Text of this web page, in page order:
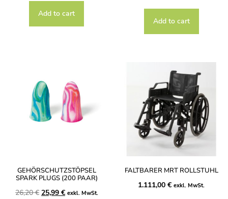
Add to cart
Add to cart
GEHÖRSCHUTZSTÖPSEL
SPARK PLUGS (200 PAAR)
26,20€ 25,99 € exkl. MwSt.
FALTBARER MRT ROLLSTUHL
1.111,00€ exkl. MwSt.